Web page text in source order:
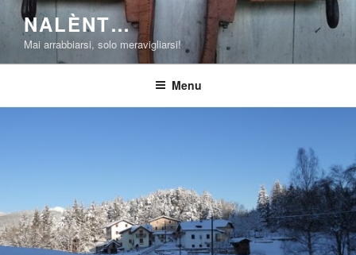
Salta
contenuto
NALÈNT…
Mai arrabbiarsi, solo meravigliarsi!
Menu